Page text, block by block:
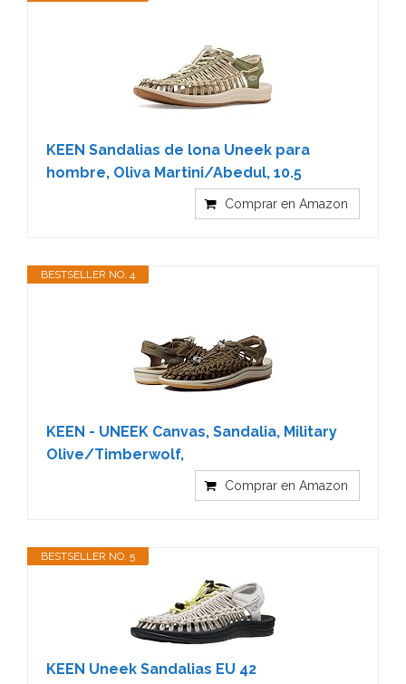
KEEN Sandalias de lona Uneek para
hombre, Oliva Martini/Abedul, 10.5
Comprar en Amazon
BESTSELLER NO. 4
KEEN - UNEEK Canvas, Sandalia, Military
Olive/Timberwolf,
Comprar en Amazon
BESTSELLER NO. 5
KEEN Uneek Sandalias EU 42